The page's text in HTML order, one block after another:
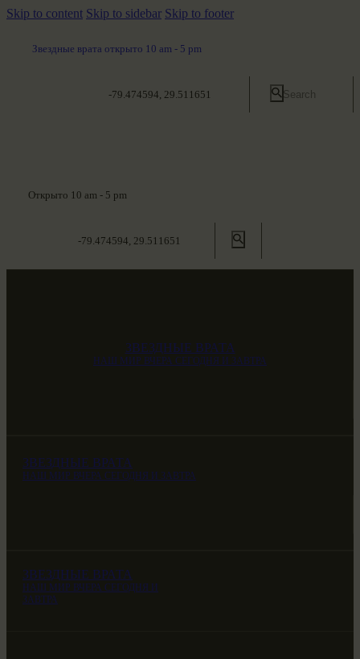
Skip to content Skip to sidebar Skip to footer
Звездные врата открыто 10 am - 5 pm
-79.474594, 29.511651
Открыто 10 am - 5 pm
-79.474594, 29.511651
ЗВЕЗДНЫЕ ВРАТА
НАШ МИР ВЧЕРА СЕГОДНЯ И ЗАВТРА
ЗВЕЗДНЫЕ ВРАТА
НАШ МИР ВЧЕРА СЕГОДНЯ И ЗАВТРА
ЗВЕЗДНЫЕ ВРАТА
НАШ МИР ВЧЕРА СЕГОДНЯ И
ЗАВТРА